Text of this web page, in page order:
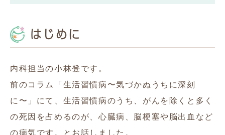
はじめに
内科担当の小林登です。
前のコラム「生活習慣病〜気づかぬうちに深刻
に〜」にて、生活習慣病のうち、がんを除くと多く
の死因を占めるのが、心臓病、脳梗塞や脳出血など
の病気です。とお話しました。